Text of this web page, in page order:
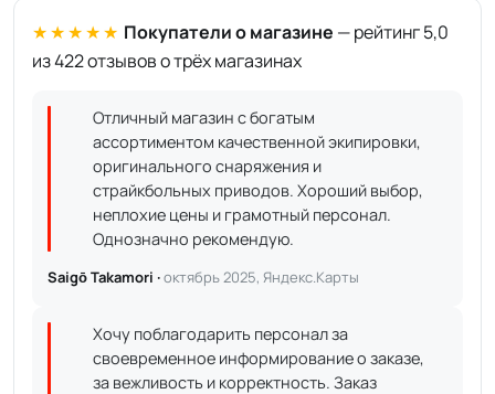
★★★★★ Покупатели о магазине — рейтинг 5,0
из 422 отзывов о трёх магазинах
Отличный магазин с богатым
ассортиментом качественной экипировки,
оригинального снаряжения и
страйкбольных приводов. Хороший выбор,
неплохие цены и грамотный персонал.
Однозначно рекомендую.
Saigō Takamori ·октябрь 2025, Яндекс.Карты
Хочу поблагодарить персонал за
своевременное информирование о заказе,
за вежливость и корректность. Заказ